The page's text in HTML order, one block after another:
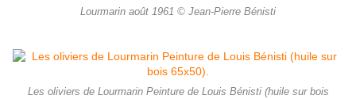
Lourmarin août 1961 © Jean-Pierre Bénisti
Les oliviers de Lourmarin Peinture de Louis Bénisti (huile sur bois